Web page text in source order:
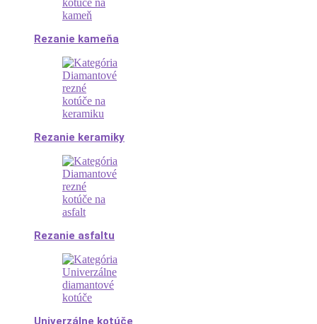
Rezanie kameňa
Rezanie keramiky
Rezanie asfaltu
Univerzálne kotúče